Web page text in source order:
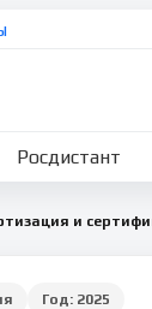
Росдистант
Год: 2025